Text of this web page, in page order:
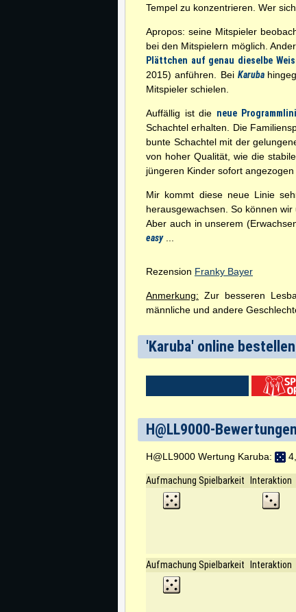
Tempel zu konzentrieren. Wer
Apropos: seine Mitspieler
bei den Mitspielern möglich.
Plättchen auf genau dieselbe
2015) anführen. BeiKaruba
Mitspieler schielen.
Auffällig ist die neue
Schachtel erhalten. Die
bunte Schachtel mit der
von hoher Qualität, wie die
jüngeren Kinder sofort angezogen
Mir kommt diese neue Linie
herausgewachsen. So können
Aber auch in unserem
easy...
Rezension Franky Bayer
Anmerkung: Zur besseren
männliche und andere
'Karuba' online bestellen
H@LL9000-Bewertungen
H@LL9000 Wertung Karuba:
Aufmachung Spielbarkeit Interaktion
Aufmachung Spielbarkeit Interaktion